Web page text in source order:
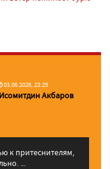
03.06.2026, 23:29
Акбаров
к притеснителям,
...